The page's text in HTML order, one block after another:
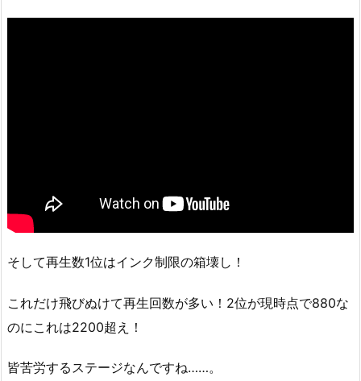
そして再生数1位はインク制限の箱壊し！
これだけ飛びぬけて再生回数が多い！2位が現時点で880な
のにこれは2200超え！
皆苦労するステージなんですね……。